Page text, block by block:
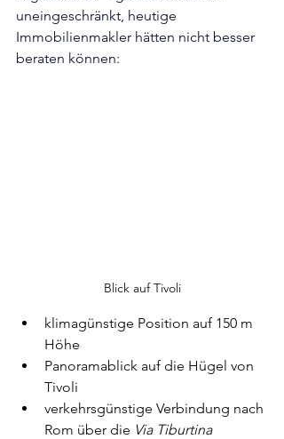
uneingeschränkt, heutige
Immobilienmakler hätten nicht besser
beraten können:
Blick auf Tivoli
klimagünstige Position auf 150 m
Höhe
Panoramablick auf die Hügel von
Tivoli
verkehrsgünstige Verbindung nach
Rom über die Via Tiburtina